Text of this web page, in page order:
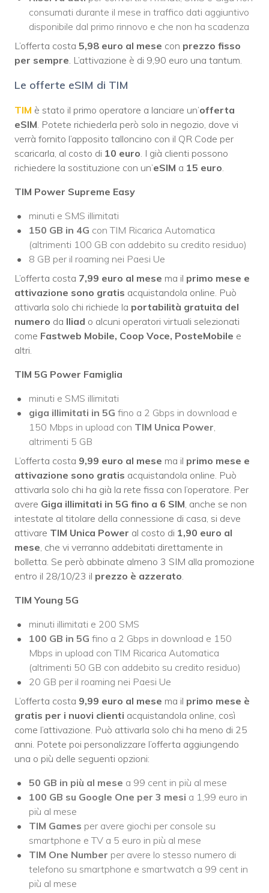
consumati durante il mese in traffico dati aggiuntivo
disponibile dal primo rinnovo e che non ha scadenza
L’offerta costa 5,98 euro al mese con prezzo fisso
per sempre . L’attivazione è di 9,90 euro una tantum.
Le offerte eSIM di TIM
TIM è stato il primo operatore a lanciare un’offerta
eSIM . Potete richiederla però solo in negozio, dove vi
verrà fornito l’apposito talloncino con il QR Code per
scaricarla, al costo di 10 euro . I già clienti possono
richiedere la sostituzione con un’eSIM a 15 euro
TIM Power Supreme Easy
minuti e SMS illimitati
150 GB in 4G con TIM Ricarica Automatica
(altrimenti 100 GB con addebito su credito residuo)
8 GB per il roaming nei Paesi Ue
L’offerta costa 7,99 euro al mese ma il primo mese e
attivazione sono gratis acquistandola online. Può
attivarla solo chi richiede la portabilità gratuita del
numero da Iliad o alcuni operatori virtuali selezionati
come Fastweb Mobile, Coop Voce, PosteMobile e
altri.
TIM 5G Power Famiglia
minuti e SMS illimitati
giga illimitati in 5G fino a 2 Gbps in download e
150 Mbps in upload con TIM Unica Power
altrimenti 5 GB
L’offerta costa 9,99 euro al mese ma il primo mese e
attivazione sono gratis acquistandola online. Può
attivarla solo chi ha già la rete fissa con l’operatore. Per
avere Giga illimitati in 5G fino a 6 SIM , anche se non
intestate al titolare della connessione di casa, si deve
attivare TIM Unica Power al costo di 1,90 euro al
mese , che vi verranno addebitati direttamente in
bolletta. Se però abbinate almeno 3 SIM alla promozione
entro il 28/10/23 il prezzo è azzerato
TIM Young 5G
minuti illimitati e 200 SMS
100 GB in 5G fino a 2 Gbps in download e 150
Mbps in upload con TIM Ricarica Automatica
(altrimenti 50 GB con addebito su credito residuo)
20 GB per il roaming nei Paesi Ue
L’offerta costa 9,99 euro al mese ma il primo mese è
gratis per i nuovi clienti acquistandola online, così
come l’attivazione. Può attivarla solo chi ha meno di 25
anni. Potete poi personalizzare l’offerta aggiungendo
una o più delle seguenti opzioni:
50 GB in più al mese a 99 cent in più al mese
100 GB su Google One per 3 mesi a 1,99 euro in
più al mese
TIM Games per avere giochi per console su
smartphone e TV a 5 euro in più al mese
TIM One Number per avere lo stesso numero di
telefono su smartphone e smartwatch a 99 cent in
più al mese